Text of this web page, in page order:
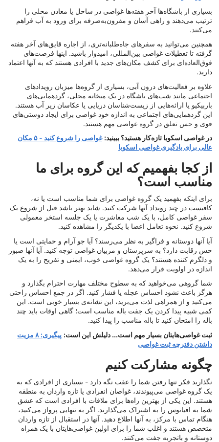
بسیاری از باشگاه‌ها آخر هفته‌ها غواصی در ساحل یا معادن محلی را
ترتیب می‌دهند و راهی آسان و مقرون‌به‌صرفه برای ورود به آب فراهم
می‌کنند.
همچنین می‌توانید به سفرهای جاه‌طلبانه‌تری، از اجاره قایق‌های آخر هفته
گرفته تا تعطیلات غواصی بین‌المللی، امیدوار باشید. اینها فرصت‌های
فوق‌العاده‌ای برای کشف مکان‌های جدید با افرادی هستند که به آنها اعتماد
دارید.
علاوه بر فعالیت‌های درون آبی، بسیاری از گروه‌ها میزبان رویدادهای
اجتماعی مانند شب‌های باشگاه در یک میخانه محلی، گردهمایی‌های
باربیکیو یا ارائه‌هایی از زیست‌شناسان دریایی یا عکاسان زیر آب هستند.
این گردهمایی‌های اجتماعی به اندازه خود غواصی برای ایجاد دوستی‌های
قوی و حس تعلق در گروه غواصی مهم هستند.
در غواصی اسکوبا تازه‌کار هستید؟ ببینید:
غواصی را شروع کنید - ۵ مکان
عالی برای یادگیری غواصی اسکوبا
از کجا بفهمیم که این گروه برای ما
مناسب است؟
برای اینکه بفهمید یک گروه غواصی برای شما مناسب است یا نه،
کافیست در چند رویداد آنها شرکت کنید. شاید بهتر باشد قبل از شروع یک
سفر غواصی کامل، با یک شب معاشرت یا یک جلسه استخر معمولی
شروع کنید. نحوه تعامل اعضا با یکدیگر را مشاهده کنید.
آیا آنها دوستانه و فراگیر به نظر می‌رسند؟ آیا جو آرام و حمایتی است یا
حس رقابت دارد؟ به سرپرستان و مربیان غواصی توجه کنید. آیا آنها صبور
و دلگرم کننده هستند؟ یک گروه غواصی خوب، ایمنی و تفریح ​​را به یک
اندازه در اولویت قرار می‌دهد.
شما گروهی می‌خواهید که به سطوح مختلف مهارت احترام بگذارد و
هرگز باعث نشود احساس عجله یا فشار کنید. اگر در جمع احساس راحتی
می‌کنید و از همراهی لذت می‌برید، این نشانه‌ی بسیار خوبی است. این
کمی شبیه پیدا کردن یک جفت باله مناسب است؛ گاهی اوقات باید چند
باله را امتحان کنید تا باله مناسب را پیدا کنید.
ثبت غواصی‌هایتان بسیار مهم است... دلیلش این است:
پیگیری: ۸ مزیت
داشتن دفترچه ثبت غواصی
چگونه مشارکت کنیم
نگذارید فکر تنها رفتن شما را عقب نگه دارد - بسیاری از افرادی که به
یک گروه غواصی می‌پیوندند، غواصان انفرادی یا تازه واردان به منطقه
هستند. این یکی از بهترین راه‌ها برای ملاقات با افرادی است که عشق
شما به اقیانوس را به اشتراک می‌گذارند. اگر به تنهایی پرواز می‌کنید،
هنگام تماس با مرکز، به آنها اطلاع دهید. آنها در استقبال از تازه واردان
متخصص هستند و اغلب شما را برای اولین غواصی‌هایتان با یک همراه
دوستانه و باتجربه جفت می‌کنند.